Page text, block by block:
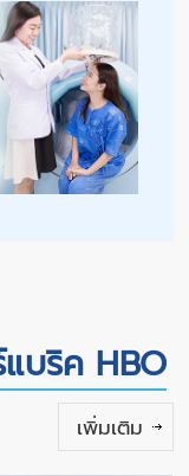
บริค HBO
เพิ่มเติม